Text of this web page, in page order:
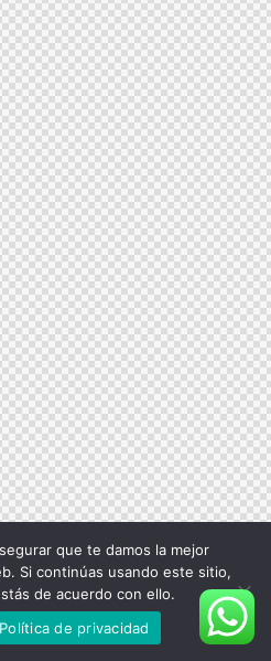
que te damos la mejor
Si continúas usando este sitio,
de acuerdo con ello.
Política de privacidad